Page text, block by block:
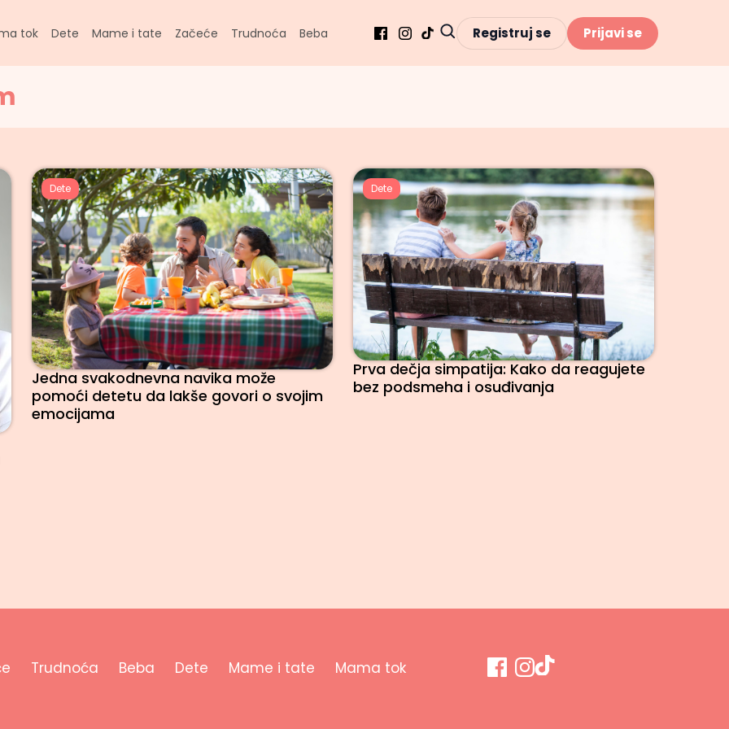
tok Dete Mame i tate Začeće Trudnoća Beba Registruj se Prijavi se
Dete
Jedna svakodnevna navika može
pomoći detetu da lakše govori o svojim
emocijama
Dete
Prva dečja simpatija: Kako da reagujete
bez podsmeha i osuđivanja
Trudnoća Beba Dete Mame i tate Mama tok